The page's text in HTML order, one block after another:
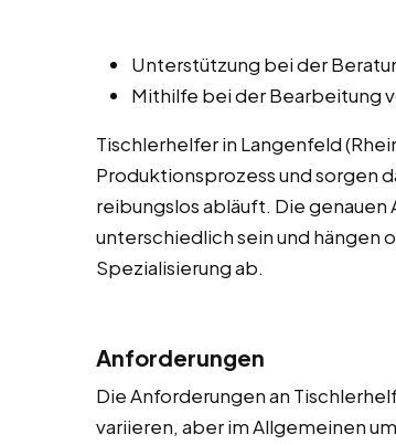
Unterstützung bei der
Mithilfe bei der Bearbeitung
Tischlerhelfer in Langenfeld
Produktionsprozess und sorgen
reibungslos abläuft. Die
unterschiedlich sein und hängen
Spezialisierung ab.
Anforderungen
Die Anforderungen an
variieren, aber im Allgemeinen